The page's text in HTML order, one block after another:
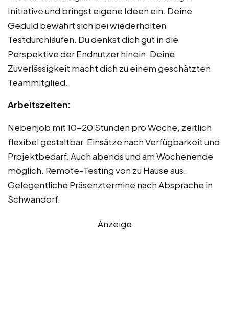
Initiative und bringst eigene Ideen ein. Deine
Geduld bewährt sich bei wiederholten
Testdurchläufen. Du denkst dich gut in die
Perspektive der Endnutzer hinein. Deine
Zuverlässigkeit macht dich zu einem geschätzten
Teammitglied.
Arbeitszeiten:
Nebenjob mit 10-20 Stunden pro Woche, zeitlich
flexibel gestaltbar. Einsätze nach Verfügbarkeit und
Projektbedarf. Auch abends und am Wochenende
möglich. Remote-Testing von zu Hause aus.
Gelegentliche Präsenztermine nach Absprache in
Schwandorf.
Anzeige